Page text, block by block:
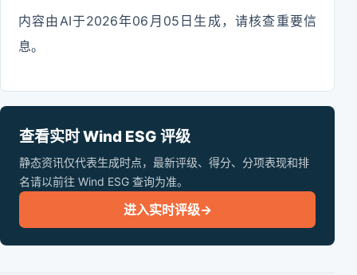
内容由AI于2026年06月05日生成，请核查重要信
息。
查看实时 Wind ESG 评级
静态资讯仅代表生成时点，最新评级、得分、分项表现和排
名请以前往 Wind ESG 查询为准。
进入实时评级→